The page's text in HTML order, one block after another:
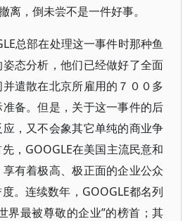
离，倒未尝不是一件好事。
总部在处理这一事件时那种鱼
态分析，他们已经做好了全面
遣散在北京所雇用的７００多
备。但是，关于这一事件的后
，又不会象其它单纯的商业争
，GOOGLE在美国主流民意和
有着极高、极正面的企业公众
。连续数年，GOOGLE都名列
界最被尊敬的企业”的榜首；其